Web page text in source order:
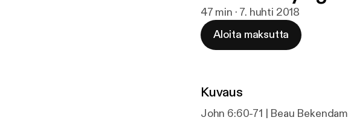
47 min · 7. huhti 2018
Aloita maksutta
Kuvaus
John 6:60-71 | Beau Bekendam